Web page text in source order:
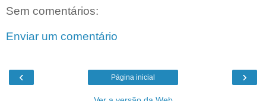
Sem comentários:
Enviar um comentário
‹ ›
Página inicial